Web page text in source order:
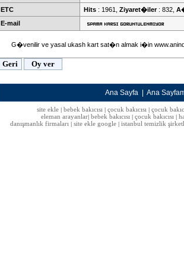
ETC
Hits : 1961, Ziyaret�iler: 832,
E-mail
G�venilir ve yasal ukash kart sat�n almak i�in
Ana Sayfa Ana
site ekle| bebek bakıcısı| çocuk bakıcısı| çocuk
eleman arayanlar bebek bakıcısı çocuk bakıcısı
danışmanlık firmaları
site ekle google istanbul temizlik